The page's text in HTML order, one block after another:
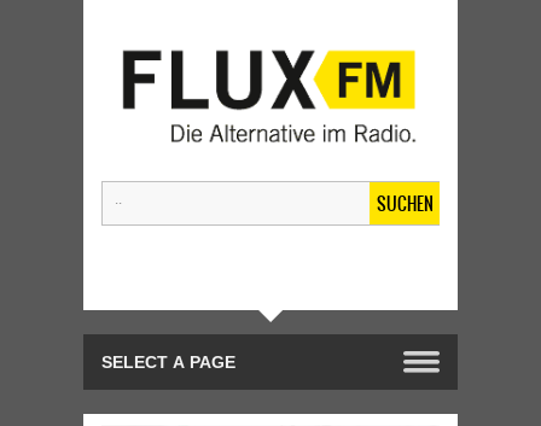
SUCHEN